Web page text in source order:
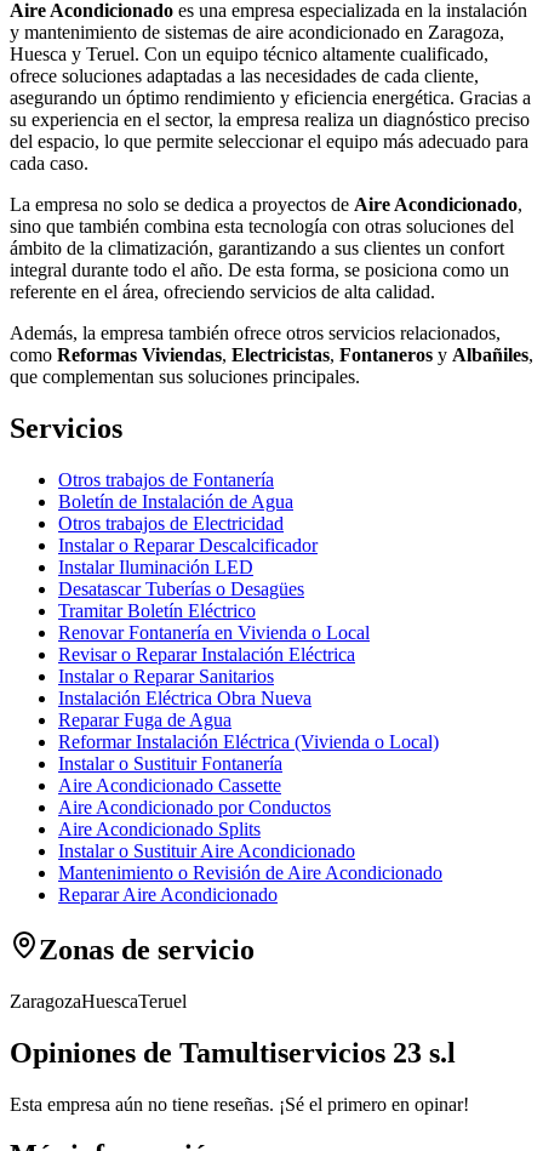
Aire Acondicionado es una empresa especializada en la instalación
y mantenimiento de sistemas de aire acondicionado en Zaragoza,
Huesca y Teruel. Con un equipo técnico altamente cualificado,
ofrece soluciones adaptadas a las necesidades de cada cliente,
asegurando un óptimo rendimiento y eficiencia energética. Gracias a
su experiencia en el sector, la empresa realiza un diagnóstico preciso
del espacio, lo que permite seleccionar el equipo más adecuado para
cada caso.
La empresa no solo se dedica a proyectos de Aire Acondicionado,
sino que también combina esta tecnología con otras soluciones del
ámbito de la climatización, garantizando a sus clientes un confort
integral durante todo el año. De esta forma, se posiciona como un
referente en el área, ofreciendo servicios de alta calidad.
Además, la empresa también ofrece otros servicios relacionados,
como Reformas Viviendas, Electricistas, Fontaneros y Albañiles,
que complementan sus soluciones principales.
Servicios
Otros trabajos de Fontanería
Boletín de Instalación de Agua
Otros trabajos de Electricidad
Instalar o Reparar Descalcificador
Instalar Iluminación LED
Desatascar Tuberías o Desagües
Tramitar Boletín Eléctrico
Renovar Fontanería en Vivienda o Local
Revisar o Reparar Instalación Eléctrica
Instalar o Reparar Sanitarios
Instalación Eléctrica Obra Nueva
Reparar Fuga de Agua
Reformar Instalación Eléctrica (Vivienda o Local)
Instalar o Sustituir Fontanería
Aire Acondicionado Cassette
Aire Acondicionado por Conductos
Aire Acondicionado Splits
Instalar o Sustituir Aire Acondicionado
Mantenimiento o Revisión de Aire Acondicionado
Reparar Aire Acondicionado
Zonas de servicio
ZaragozaHuescaTeruel
Opiniones de Tamultiservicios 23 s.l
Esta empresa aún no tiene reseñas. ¡Sé el primero en opinar!